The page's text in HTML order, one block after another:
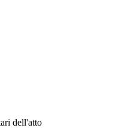
dell'atto